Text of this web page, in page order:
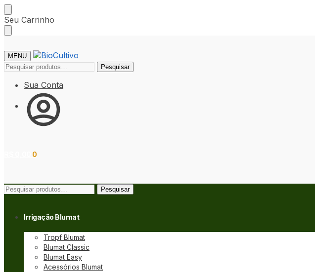
Skip
to
Skip
to
Seu Carrinho
MENU
Pesquisar
Pesquisar
Sua Conta
0
Pesquisar
Pesquisar
Irrigação Blumat
Tropf Blumat
Blumat Classic
Blumat Easy
Acessórios Blumat